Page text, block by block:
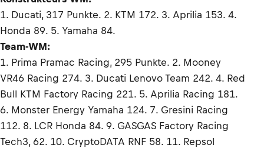
1. Ducati, 317 Punkte. 2. KTM 172. 3. Aprilia 153. 4.
Honda 89. 5. Yamaha 84.
Team-WM:
1. Prima Pramac Racing, 295 Punkte. 2. Mooney
VR46 Racing 274. 3. Ducati Lenovo Team 242. 4. Red
Bull KTM Factory Racing 221. 5. Aprilia Racing 181.
6. Monster Energy Yamaha 124. 7. Gresini Racing
112. 8. LCR Honda 84. 9. GASGAS Factory Racing
Tech3, 62. 10. CryptoDATA RNF 58. 11. Repsol